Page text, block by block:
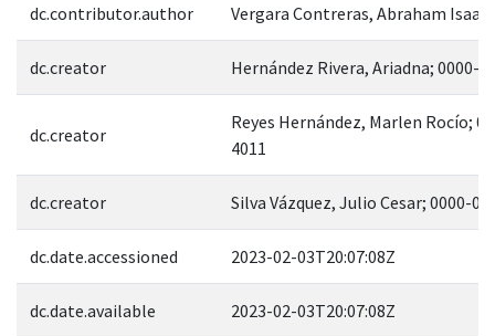
dc.contributor.author Vergara Contreras, Abraham Isaac
dc.creator Hernández Rivera, Ariadna; 0000-
dc.creator
Reyes Hernández, Marlen Rocío;
4011
dc.creator Silva Vázquez, Julio Cesar; 0000-
dc.date.accessioned 2023-02-03T20:07:08Z
dc.date.available 2023-02-03T20:07:08Z